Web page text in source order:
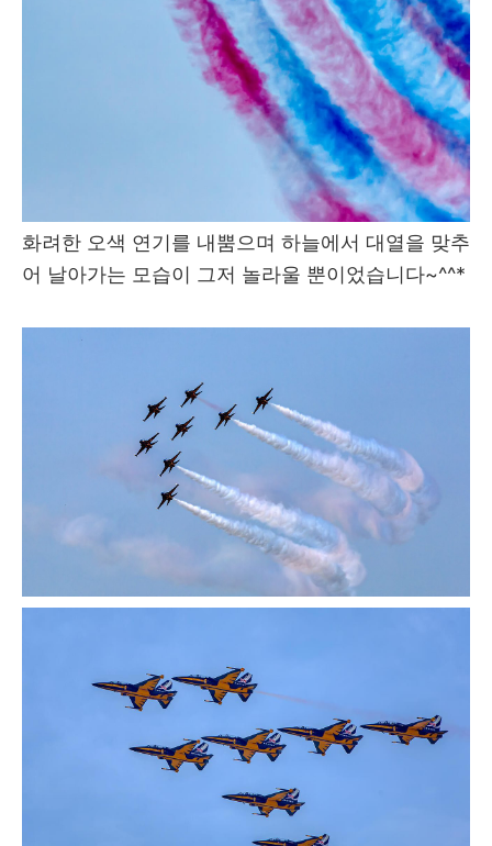
화려한 오색 연기를 내뿜으며 하늘에서 대열을 맞추
어 날아가는 모습이 그저 놀라울 뿐이었습니다~^^*